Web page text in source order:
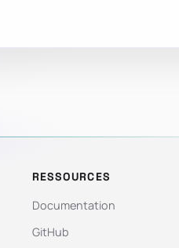
RESSOURCES
Documentation
GitHub